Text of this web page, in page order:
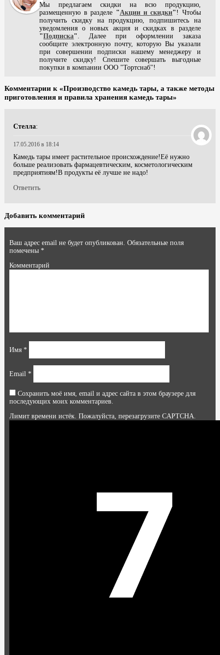
Мы предлагаем скидки на всю продукцию,
размещенную в разделе "Акции и скидки"! Чтобы
получить скидку на продукцию, подпишитесь на
уведомления о новых акция и скидках в разделе
"Подписка" . Далее при оформлении заказа
сообщите электронную почту, которую Вы указали
при совершении подписки нашему менеджеру и
получите скидку! Спешите совершать выгодные
покупки в компании ООО "Тортснаб"!
Комментарии к «Производство камедь тары, а также методы
приготовления и правила хранения камедь тары»
Стелла:
17.05.2016 в 18:14
Камедь тары имеет растительное происхождение!Её нужно
больше реализовать фармацевтическим, косметологическим
предприятиям!В продукты её лучше не надо!
Ответить
Добавить комментарий
Ваш адрес email не будет опубликован. Обязательные поля
помечены *
Комментарий
Имя *
Email *
Сохранить моё имя, email и адрес сайта в этом браузере для
последующих моих комментариев.
Лимит времени истёк. Пожалуйста, перезагрузите CAPTCHA.